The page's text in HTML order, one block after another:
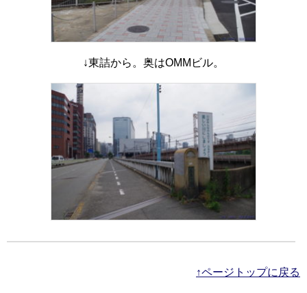
↓東詰から。奥はOMMビル。
↑ページトップに戻る